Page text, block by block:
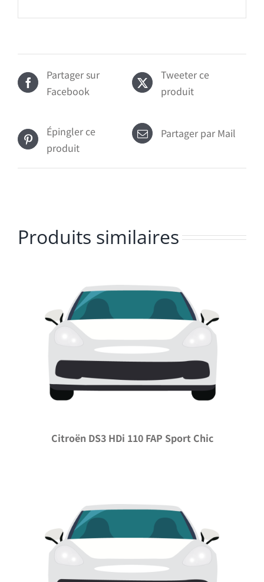
Partager sur
Facebook
Tweeter ce
produit
Épingler ce
produit
Partager par Mail
Produits similaires
Citroën DS3 HDi 110 FAP Sport Chic